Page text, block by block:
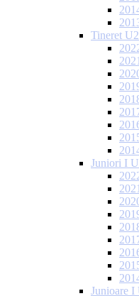
Tineret
Juniori I
Junioare I